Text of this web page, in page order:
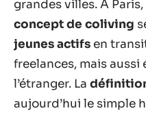
grandes villes. À
concept de coliving
jeunes actifs en
freelances, mais
l’étranger. La
aujourd’hui le simple